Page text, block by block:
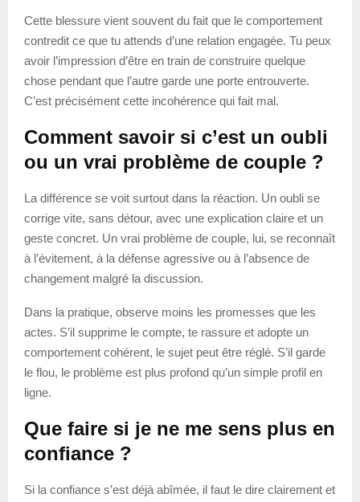
Cette blessure vient souvent du fait que le comportement
contredit ce que tu attends d’une relation engagée. Tu peux
avoir l’impression d’être en train de construire quelque
chose pendant que l’autre garde une porte entrouverte.
C’est précisément cette incohérence qui fait mal.
Comment savoir si c’est un oubli
ou un vrai problème de couple ?
La différence se voit surtout dans la réaction. Un oubli se
corrige vite, sans détour, avec une explication claire et un
geste concret. Un vrai problème de couple, lui, se reconnaît
à l’évitement, à la défense agressive ou à l’absence de
changement malgré la discussion.
Dans la pratique, observe moins les promesses que les
actes. S’il supprime le compte, te rassure et adopte un
comportement cohérent, le sujet peut être réglé. S’il garde
le flou, le problème est plus profond qu’un simple profil en
ligne.
Que faire si je ne me sens plus en
confiance ?
Si la confiance s’est déjà abîmée, il faut le dire clairement et